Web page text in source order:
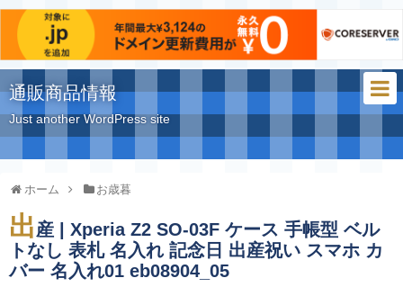
通販商品情報
Just another WordPress site
ホーム お歳暮
出産 | Xperia Z2 SO-03F ケース 手帳型 ベル
トなし 表札 名入れ 記念日 出産祝い スマホ カ
バー 名入れ01 eb08904_05